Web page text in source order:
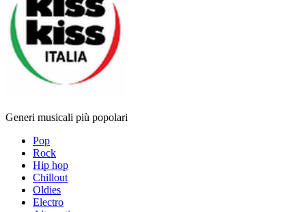
Generi musicali più popolari
Pop
Rock
Hip hop
Chillout
Oldies
Electro